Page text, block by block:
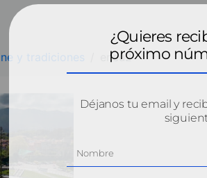
y tradiciones encu2
¿Quieres
próximo
Déjanos tu email y